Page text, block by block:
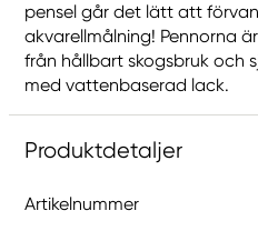
pensel går det lätt att
akvarellmålning! Pennorna
från hållbart skogsbruk och
med vattenbaserad lack.
Produktdetaljer
Artikelnummer